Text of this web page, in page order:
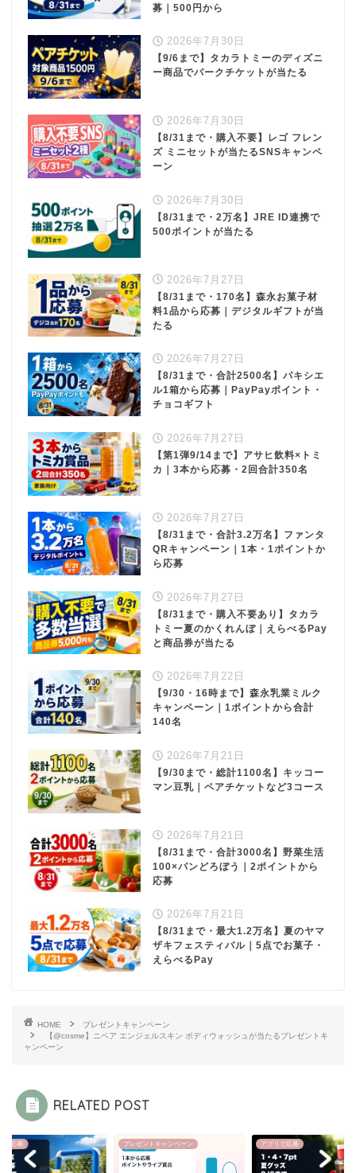
募｜500円から
2026年7月30日
【9/6まで】タカラトミーのディズニ
ー商品でパークチケットが当たる
2026年7月30日
【8/31まで・購入不要】レゴ フレン
ズ ミニセットが当たるSNSキャンペ
ーン
2026年7月30日
【8/31まで・2万名】JRE ID連携で
500ポイントが当たる
2026年7月27日
【8/31まで・170名】森永お菓子材
料1品から応募｜デジタルギフトが当
たる
2026年7月27日
【8/31まで・合計2500名】パキシエ
ル1箱から応募｜PayPayポイント・
チョコギフト
2026年7月27日
【第1弾9/14まで】アサヒ飲料×トミ
カ｜3本から応募・2回合計350名
2026年7月27日
【8/31まで・合計3.2万名】ファンタ
QRキャンペーン｜1本・1ポイントか
ら応募
2026年7月27日
【8/31まで・購入不要あり】タカラ
トミー夏のかくれんぼ｜えらべるPay
と商品券が当たる
2026年7月22日
【9/30・16時まで】森永乳業ミルク
キャンペーン｜1ポイントから合計
140名
2026年7月21日
【9/30まで・総計1100名】キッコー
マン豆乳｜ペアチケットなど3コース
2026年7月21日
【8/31まで・合計3000名】野菜生活
100×パンどろぼう｜2ポイントから
応募
2026年7月21日
【8/31まで・最大1.2万名】夏のヤマ
ザキフェスティバル｜5点でお菓子・
えらべるPay
HOME
プレゼントキャンペーン
【@cosme】ニベア エンジェルスキン ボディウォッシュが当たるプレゼントキ
ャンペーン
RELATED POST
ントキャンペーン アプリで応募 アプリで応募